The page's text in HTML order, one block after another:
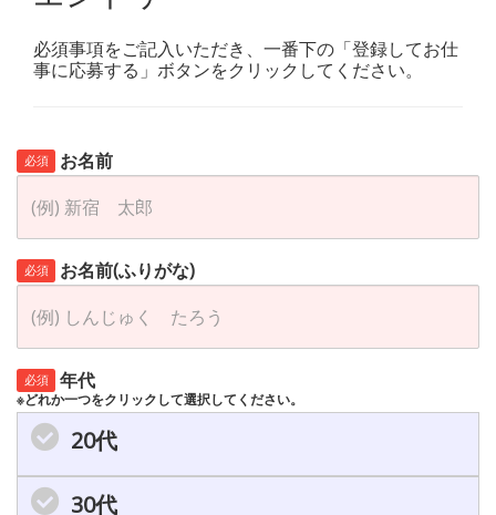
必須事項をご記入いただき、一番下の「登録してお仕
事に応募する」ボタンをクリックしてください。
必須 お名前
必須 お名前(ふりがな)
必須 年代
※どれか一つをクリックして選択してください。
20代
30代